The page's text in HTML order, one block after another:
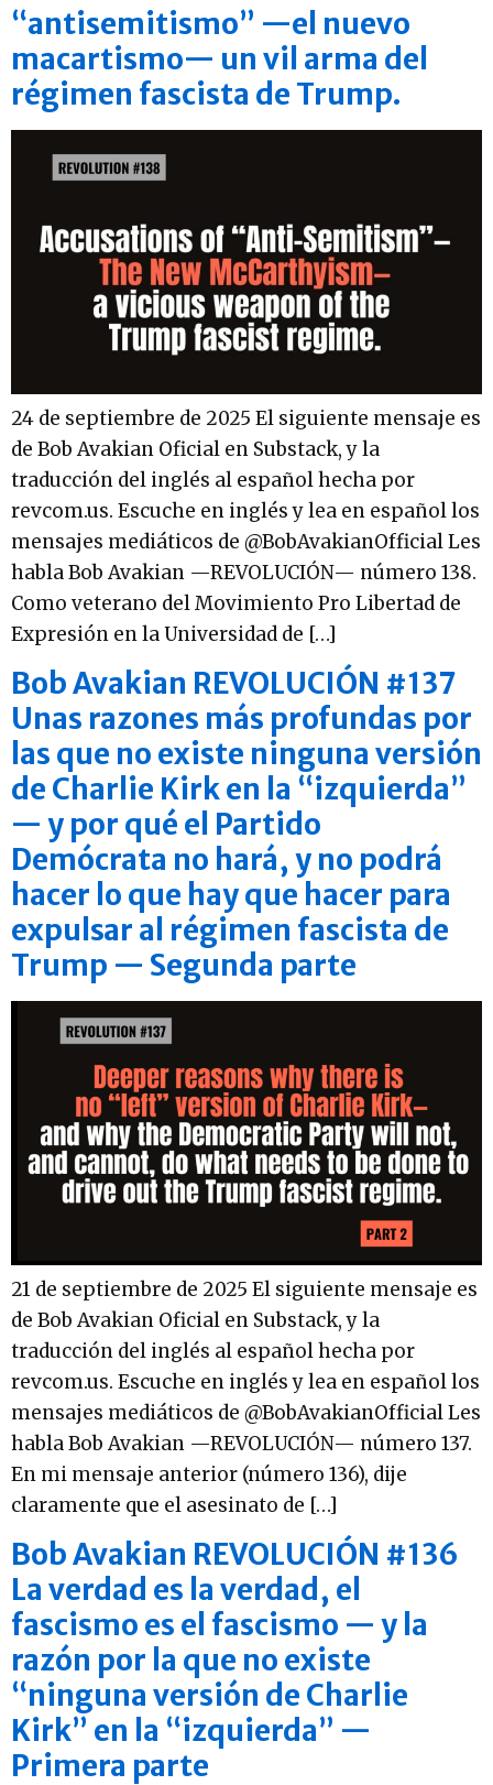
“antisemitismo” —el nuevo
macartismo— un vil arma del
régimen fascista de Trump.
24 de septiembre de 2025 El siguiente mensaje es
de Bob Avakian Oficial en Substack, y la
traducción del inglés al español hecha por
revcom.us. Escuche en inglés y lea en español los
mensajes mediáticos de @BobAvakianOfficial Les
habla Bob Avakian —REVOLUCIÓN— número 138.
Como veterano del Movimiento Pro Libertad de
Expresión en la Universidad de […]
Bob Avakian REVOLUCIÓN #137
Unas razones más profundas por
las que no existe ninguna versión
de Charlie Kirk en la “izquierda”
— y por qué el Partido
Demócrata no hará, y no podrá
hacer lo que hay que hacer para
expulsar al régimen fascista de
Trump — Segunda parte
21 de septiembre de 2025 El siguiente mensaje es
de Bob Avakian Oficial en Substack, y la
traducción del inglés al español hecha por
revcom.us. Escuche en inglés y lea en español los
mensajes mediáticos de @BobAvakianOfficial Les
habla Bob Avakian —REVOLUCIÓN— número 137.
En mi mensaje anterior (número 136), dije
claramente que el asesinato de […]
Bob Avakian REVOLUCIÓN #136
La verdad es la verdad, el
fascismo es el fascismo — y la
razón por la que no existe
“ninguna versión de Charlie
Kirk” en la “izquierda” —
Primera parte